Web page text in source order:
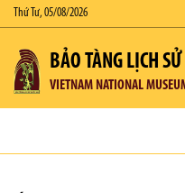
Thứ Tư, 05/08/2026
BẢO TÀNG LỊCH
VIETNAM NATIONAL